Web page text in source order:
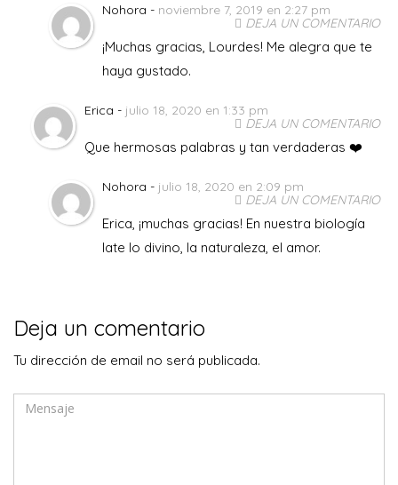
Nohora - noviembre 7, 2019 en 2:27 pm
DEJA UN COMENTARIO
¡Muchas gracias, Lourdes! Me alegra que te
haya gustado.
Erica - julio 18, 2020 en 1:33 pm
DEJA UN COMENTARIO
Que hermosas palabras y tan verdaderas ❤️
Nohora - julio 18, 2020 en 2:09 pm
DEJA UN COMENTARIO
Erica, ¡muchas gracias! En nuestra biología
late lo divino, la naturaleza, el amor.
Deja un comentario
Tu dirección de email no será publicada.